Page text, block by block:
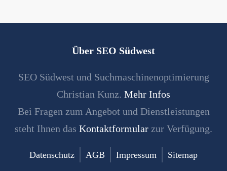
Über SEO Südwest
SEO Südwest und Suchmaschinenoptimierung
Christian Kunz. Mehr Infos
Bei Fragen zum Angebot und Dienstleistungen
steht Ihnen das Kontaktformular zur Verfügung.
Datenschutz AGB Impressum
Sitemap